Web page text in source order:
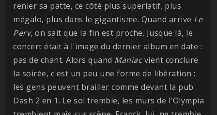
renier sa patte, ce côté plus superlatif, plus
mégalo, plus dans le gigantisme. Quand arrive Le
Perv, on sait que la fin est proche. Jusque là, le
concert était à l'image du dernier album en date :
pas de chant. Alors quand Maniacvient conclure
la soirée, c'est un peu une forme de libération :
les gens peuvent brailler comme devant la pub
Dash 2 en 1. Le sol tremble, les murs de l'Olympia